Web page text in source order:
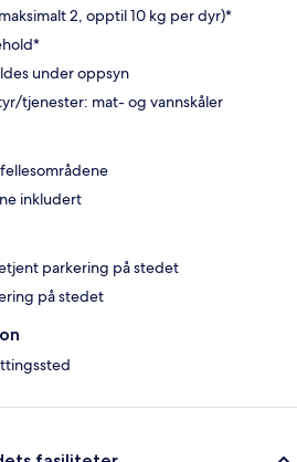
2, opptil 10 kg per dyr)*
under oppsyn
tjenester: mat- og vannskåler
inkludert
parkering på stedet
på stedet